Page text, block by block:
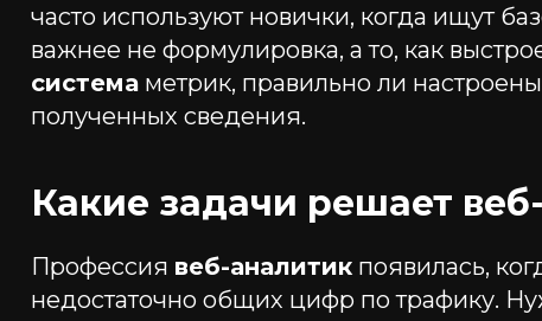
часто используют новички, когда ищут
важнее не формулировка, а то, как
система метрик, правильно ли
полученных сведения.
Какие задачи решает
Профессия веб-аналитик появилась,
недостаточно общих цифр по трафику.